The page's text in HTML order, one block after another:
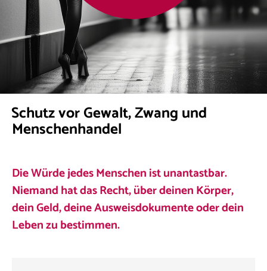
Schutz vor Gewalt, Zwang und
Menschenhandel
Die Würde jedes Menschen ist unantastbar.
Niemand hat das Recht, über deinen Körper,
dein Geld, deine Ausweisdokumente oder dein
Leben zu bestimmen.